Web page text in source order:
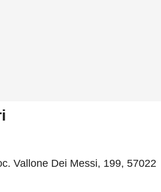
Vallone Dei Messi, 199, 57022